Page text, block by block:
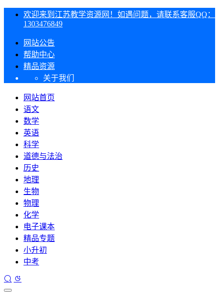
欢迎来到江苏教学资源网！如遇问题，请联系客服QQ：
1303476849
网站公告
帮助中心
精品资源
关于我们
网站首页
语文
数学
英语
科学
道德与法治
历史
地理
生物
物理
化学
电子课本
精品专题
小升初
中考